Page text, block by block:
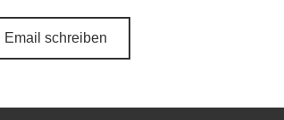
Email schreiben